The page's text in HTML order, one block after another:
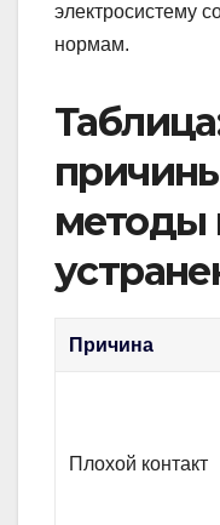
электросистему
нормам.
методы
Причина
Плохой контакт